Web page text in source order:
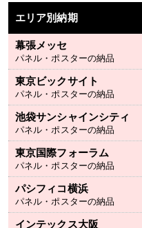
エリア別納期
幕張メッセ
パネル・ポスターの納品
東京ビックサイト
パネル・ポスターの納品
池袋サンシャインシティ
パネル・ポスターの納品
東京国際フォーラム
パネル・ポスターの納品
パシフィコ横浜
パネル・ポスターの納品
インテックス大阪